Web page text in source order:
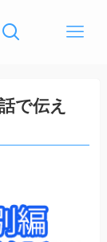
で伝え